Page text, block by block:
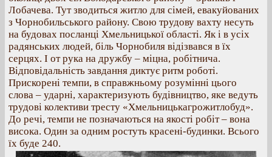
Лобачева. Тут зводиться житло для сімей, евакуйованих
з Чорнобильського району. Свою трудову вахту несуть
на будовах посланці Хмельницької області. Як і в усіх
радянських людей, біль Чорнобиля відізвався в їх
серцях. І от рука на дружбу – міцна, робітнича.
Відповідальність завдання диктує ритм роботі.
Прискорені темпи, в справжньому розумінні цього
слова – ударні, характеризують будівництво, яке ведуть
трудові колективи тресту «Хмельницькагрожитлобуд».
До речі, темпи не позначаються на якості робіт – вона
висока. Один за одним ростуть красені-будинки. Всього
їх буде 240.